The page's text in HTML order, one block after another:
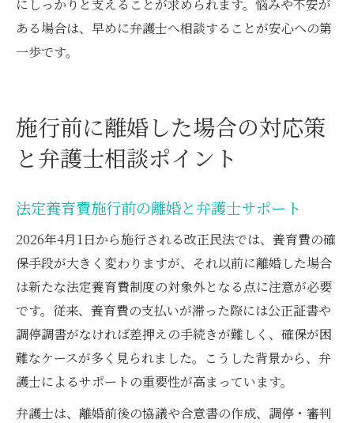
にしっかりと支えることが求められます。悩みや不安が
ある場合は、早めに弁護士へ相談することが安心への第
一歩です。
施行前に離婚した場合の対応策
と弁護士相談ポイント
法定養育費施行前の離婚と弁護士サポート
2026年4月1日から施行される改正民法では、養育費の確
保手段が大きく変わりますが、それ以前に離婚した場合
は新たな法定養育費制度の対象外となる点に注意が必要
です。従来、養育費の支払いが滞った際には公正証書や
調停調書がなければ差押えの手続きが難しく、確保が困
難なケースが多く見られました。こうした背景から、弁
護士によるサポートの重要性が高まっています。
弁護士は、離婚前後の協議や合意書の作成、調停・審判